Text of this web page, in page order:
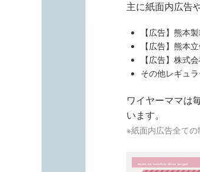
主に紙面内広告
【広告】熊本
【広告】熊本
【広告】株式
その他レギュ
ワイヤーママは
います。
※紙面内広告全ての